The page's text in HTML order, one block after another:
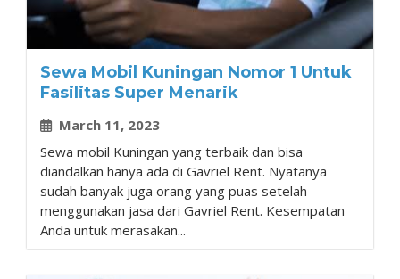
Sewa Mobil Kuningan Nomor 1 Untuk
Fasilitas Super Menarik
March 11, 2023
Sewa mobil Kuningan yang terbaik dan bisa
diandalkan hanya ada di Gavriel Rent. Nyatanya
sudah banyak juga orang yang puas setelah
menggunakan jasa dari Gavriel Rent. Kesempatan
Anda untuk merasakan...